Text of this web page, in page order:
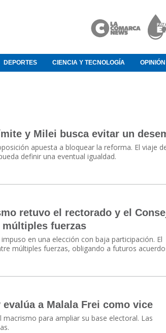
DEPORTES CIENCIA Y TECNOLOGÍA OPINIÓN
y Milei busca evitar un
apuesta a bloquear la reforma. El viaje
definir una eventual igualdad.
retuvo el rectorado y el
fuerzas
en una elección con baja participación. El
múltiples fuerzas, obligando a futuros
a Malala Frei como vice
para ampliar su base electoral. Las